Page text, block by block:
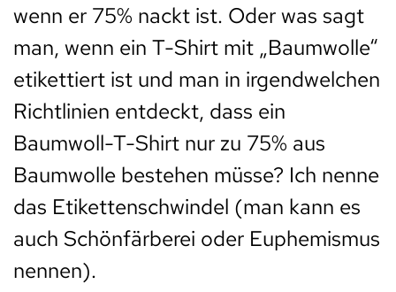
wenn er 75% nackt ist. Oder was sagt
man, wenn ein T-Shirt mit „Baumwolle“
etikettiert ist und man in irgendwelchen
Richtlinien entdeckt, dass ein
Baumwoll-T-Shirt nur zu 75% aus
Baumwolle bestehen müsse? Ich nenne
das Etikettenschwindel (man kann es
auch Schönfärberei oder Euphemismus
nennen).